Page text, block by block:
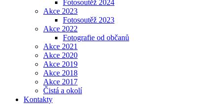
Fotosoutěž 2024
Akce 2023
Fotosoutěž 2023
Akce 2022
Fotografie od občanů
Akce 2021
Akce 2020
Akce 2019
Akce 2018
Akce 2017
Čistá a okolí
Kontakty